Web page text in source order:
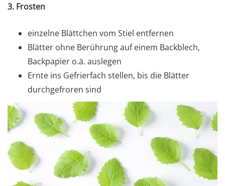
3. Frosten
einzelne Blättchen vom Stiel entfernen
Blätter ohne Berührung auf einem Backblech,
Backpapier o.ä. auslegen
Ernte ins Gefrierfach stellen, bis die Blätter
durchgefroren sind